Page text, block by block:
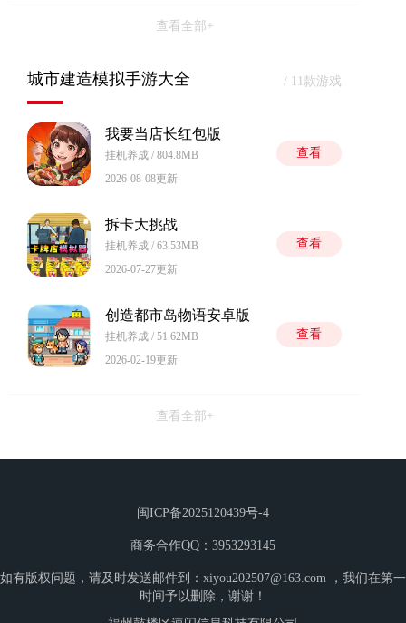
查看全部+
城市建造模拟手游大全 / 11款游戏
我要当店长红包版
挂机养成 / 804.8MB
2026-08-08更新
查看
拆卡大挑战
挂机养成 / 63.53MB
2026-07-27更新
查看
创造都市岛物语安卓版
挂机养成 / 51.62MB
2026-02-19更新
查看
查看全部+
闽ICP备2025120439号-4
商务合作QQ：3953293145
如有版权问题，请及时发送邮件到：xiyou202507@163.com ，我们在第一
时间予以删除，谢谢！